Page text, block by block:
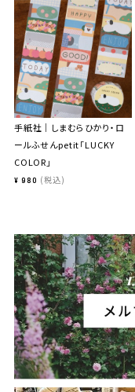
手紙社｜しまむらひかり・ロ
ールふせんpetit「LUCKY
COLOR」
¥ 980 税込